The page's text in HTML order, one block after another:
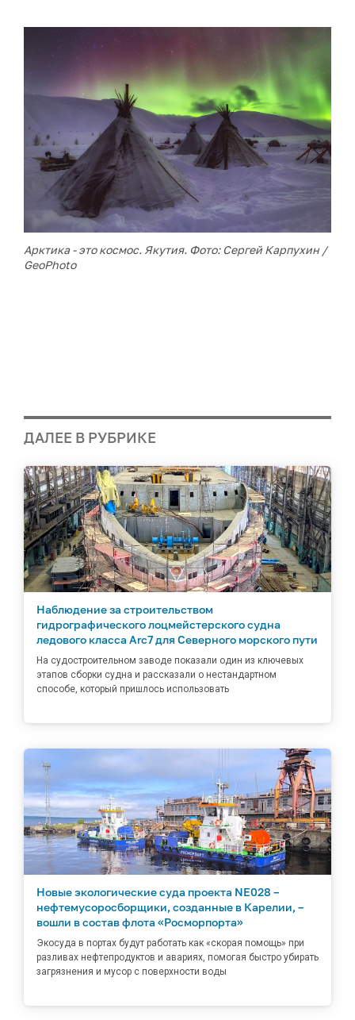
Арктика - это космос. Якутия. Фото: Сергей Карпухин /
GeoPhoto
ДАЛЕЕ В РУБРИКЕ
Наблюдение за строительством
гидрографического лоцмейстерского судна
ледового класса Arc7 для Северного морского пути
На судостроительном заводе показали один из ключевых
этапов сборки судна и рассказали о нестандартном
способе, который пришлось использовать
Новые экологические суда проекта NE028 –
нефтемусоросборщики, созданные в Карелии, –
вошли в состав флота «Росморпорта»
Экосуда в портах будут работать как «скорая помощь» при
разливах нефтепродуктов и авариях, помогая быстро убирать
загрязнения и мусор с поверхности воды